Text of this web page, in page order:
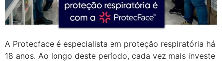
A Protecface é especialista em proteção respiratória há
18 anos. Ao longo deste período, cada vez mais investe